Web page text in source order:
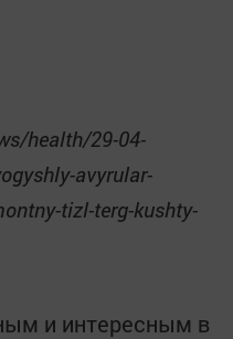
health/29-04-
avyrular-
tizl-terg-kushty-
и интересным в